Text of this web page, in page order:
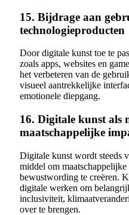
15. Bijdrage aan
technologieproducten
Door digitale kunst toe te
zoals apps, websites en
het verbeteren van de
visueel aantrekkelijke
emotionele diepgang.
16. Digitale kunst als
maatschappelijke
Digitale kunst wordt steeds
middel om maatschappelijke
bewustwording te creëren.
digitale werken om
inclusiviteit,
over te brengen.